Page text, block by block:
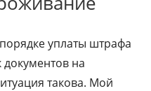
уплаты штрафа
документов на
такова. Мой